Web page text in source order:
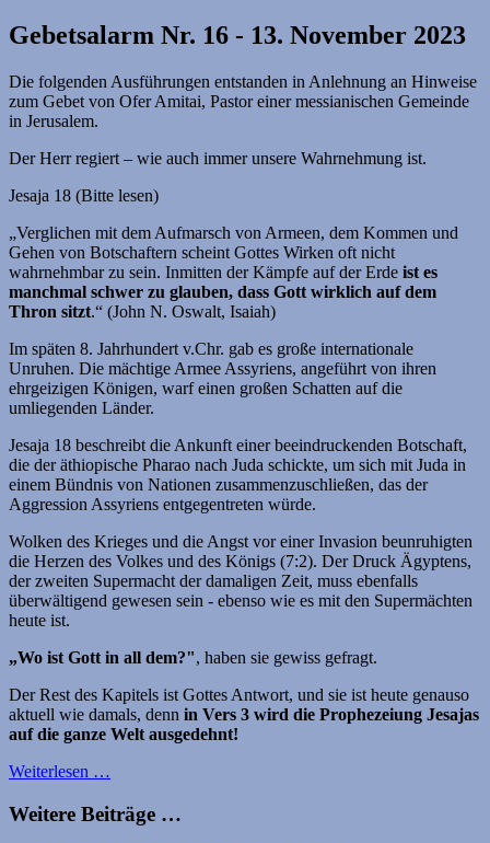
Gebetsalarm Nr. 16 - 13. November 2023
Die folgenden Ausführungen entstanden in Anlehnung an Hinweise
zum Gebet von Ofer Amitai, Pastor einer messianischen Gemeinde
in Jerusalem.
Der Herr regiert – wie auch immer unsere Wahrnehmung ist.
Jesaja 18 (Bitte lesen)
„Verglichen mit dem Aufmarsch von Armeen, dem Kommen und
Gehen von Botschaftern scheint Gottes Wirken oft nicht
wahrnehmbar zu sein. Inmitten der Kämpfe auf der Erde ist es
manchmal schwer zu glauben, dass Gott wirklich auf dem
Thron sitzt.“ (John N. Oswalt, Isaiah)
Im späten 8. Jahrhundert v.Chr. gab es große internationale
Unruhen. Die mächtige Armee Assyriens, angeführt von ihren
ehrgeizigen Königen, warf einen großen Schatten auf die
umliegenden Länder.
Jesaja 18 beschreibt die Ankunft einer beeindruckenden Botschaft,
die der äthiopische Pharao nach Juda schickte, um sich mit Juda in
einem Bündnis von Nationen zusammenzuschließen, das der
Aggression Assyriens entgegentreten würde.
Wolken des Krieges und die Angst vor einer Invasion beunruhigten
die Herzen des Volkes und des Königs (7:2). Der Druck Ägyptens,
der zweiten Supermacht der damaligen Zeit, muss ebenfalls
überwältigend gewesen sein - ebenso wie es mit den Supermächten
heute ist.
„Wo ist Gott in all dem?", haben sie gewiss gefragt.
Der Rest des Kapitels ist Gottes Antwort, und sie ist heute genauso
aktuell wie damals, denn in Vers 3 wird die Prophezeiung Jesajas
auf die ganze Welt ausgedehnt!
Weiterlesen …
Weitere Beiträge …